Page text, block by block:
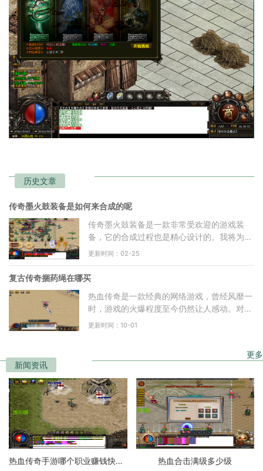
历史文章
传奇墨火鼓装备是如何来合成的呢
传奇墨火鼓装备是一款非常受欢迎的游戏装
备，它的合成过程也是精心设计的。我将为大
家介绍传奇墨火鼓装备的合成方法。我们需要
更新时间：02-25
复古传奇捆药绳在哪买
热血传奇是一款经典的网络游戏，曾经风靡一
时，游戏的火爆程度至今仍然让人感动。对于
一些复古玩家来说，热血传奇已经过去，他们
更新时间：10-01
新闻资讯
更多
热血传奇手游哪个职业赚钱快一点 热血合击满级多少级